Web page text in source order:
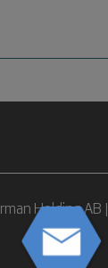
Holding AB |